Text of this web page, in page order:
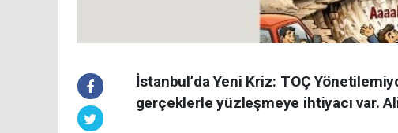
İstanbul’da Yeni Kriz: TOÇ
gerçeklerle yüzleşmeye ihtiyacı var. Ali